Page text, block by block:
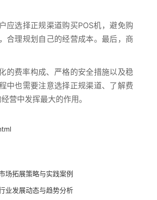
应选择正规渠道购买POS机，避免购
合理规划自己的经营成本。最后，商
的费率构成、严格的安全措施以及稳
中也需要注意选择正规渠道、了解费
营中发挥最大的作用。
场拓展策略与实践案例
业发展动态与趋势分析